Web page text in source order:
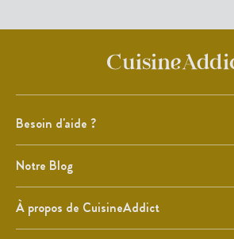
Besoin d'aide ?
Notre Blog
À propos de CuisineAddict